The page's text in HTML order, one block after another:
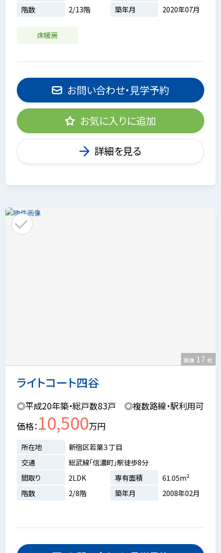
階数
2/13階 築年月 2020年07月
床暖房
お問い合わせ・見学予約
お気に入りに追加
詳細を見る
ライトコート四谷
画像 17 枚
◎平成20年築・総戸数83戸 ◎複数路線・駅利用可
価格 10,500万円
所在地
新宿区若葉３丁目
交通
総武線「信濃町」駅徒歩8分
間取り
2LDK 専有面積
61.05m²
階数
2/8階 築年月 2008年02月